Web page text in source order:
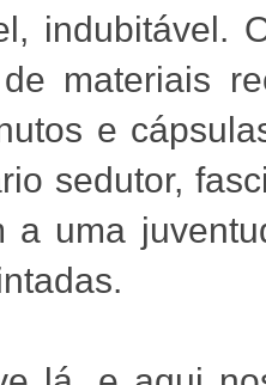
indubitável.
materiais
e
sedutor,
a uma